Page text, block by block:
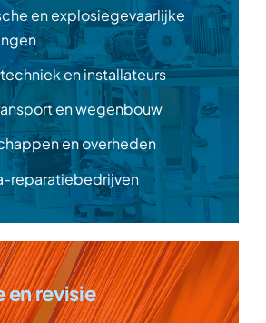
en explosiegevaarlijke
en installateurs
en wegenbouw
en overheden
reparatiebedrijven
en revisie